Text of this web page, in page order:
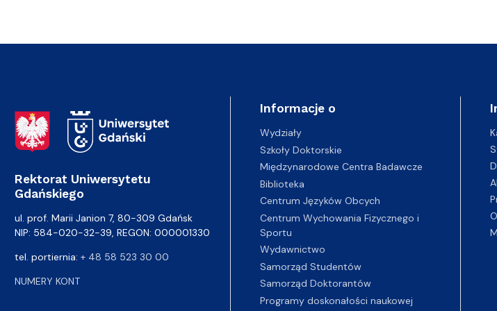
Adres Rektoratu
Rektorat Uniwersytetu
Gdańskiego
ul. prof. Marii Janion 7, 80-309 Gdańsk
NIP: 584-020-32-39, REGON: 000001330
tel. portiernia: + 48 58 523 30 00
NUMERY KONT
Informacje o
Wydziały
Szkoły Doktorskie
Międzynarodowe Centra Badawcze
Biblioteka
Centrum Języków Obcych
Centrum Wychowania Fizycznego i
Sportu
Wydawnictwo
Samorząd Studentów
Samorząd Doktorantów
Programy doskonałości naukowej